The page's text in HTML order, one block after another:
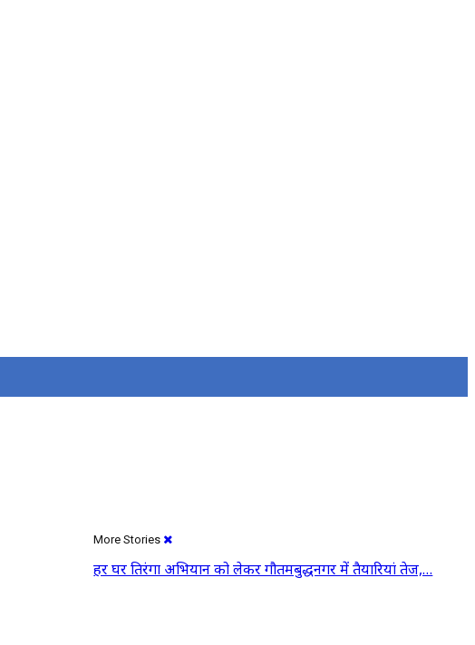
More Stories
हर घर तिरंगा अभियान को लेकर गौतमबुद्धनगर में तैयारियां तेज,…